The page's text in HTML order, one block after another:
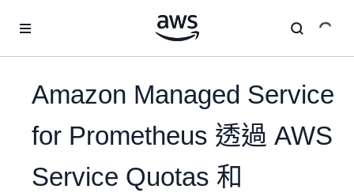
Amazon Managed Service
for Prometheus 透過 AWS
Service Quotas 和